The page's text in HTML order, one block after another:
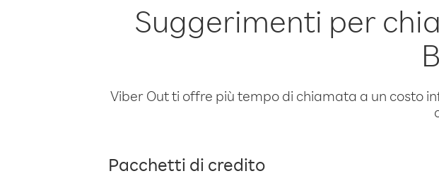
Suggerimenti per
Viber Out ti offre più tempo di chiamata a un costo
Pacchetti di credito